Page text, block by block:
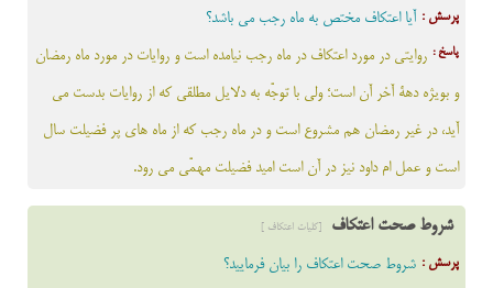
پرسش : آیا اعتکاف مختص به ماه رجب می باشد؟
پاسخ : روايتي در مورد اعتکاف در ماه رجب نيامده است و روايات در مورد ماه رمضان
و بويژه دهة آخر آن است؛ ولي با توجّه به دلايل مطلقی که از روایات بدست می
آید، در غير رمضان هم مشروع است و در ماه رجب که از ماه های پر فضیلت سال
است و عمل ام داود نیز در آن است امید فضیلت مهمّی می رود.
شروط صحت اعتکاف [کلیات اعتکاف ]
پرسش : شروط صحت اعتکاف را بیان فرمایید؟